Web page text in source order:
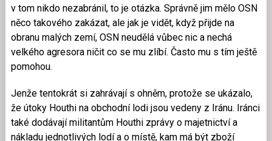
v tom nikdo nezabránil, to je otázka. Správně jim mělo OSN
něco takového zakázat, ale jak je vidět, když přijde na
obranu malých zemí, OSN neudělá vůbec nic a nechá
velkého agresora ničit co se mu zlíbí. Často mu s tím ještě
pomohou.
Jenže tentokrát si zahrávají s ohněm, protože se ukázalo,
že útoky Houthi na obchodní lodi jsou vedeny z Iránu. Iránci
také dodávají militantům Houthi zprávy o majetnictví a
nákladu jednotlivých lodí a o místě, kam má být zboží